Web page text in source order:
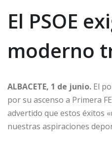
El PSOE
moderno
ALBACETE, 1 de junio. El
por su ascenso a Primera
advertido que estos éxitos
nuestras aspiraciones